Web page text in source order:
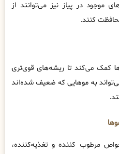
موجود در پیاز نیز می‌توانند از
کنند.
کمک می‌کند تا ریشه‌های قوی‌تری
به موهایی که ضعیف شده‌اند
مرطوب کننده و تغذیه‌کننده،